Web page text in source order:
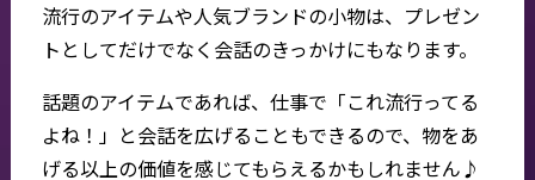
流行のアイテムや人気ブランドの小物は、プレゼン
トとしてだけでなく会話のきっかけにもなります。
話題のアイテムであれば、仕事で「これ流行ってる
よね！」と会話を広げることもできるので、物をあ
げる以上の価値を感じてもらえるかもしれません♪